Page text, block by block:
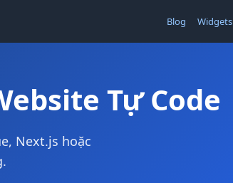
Blog Widgets
Tự Code
Next.js hoặc